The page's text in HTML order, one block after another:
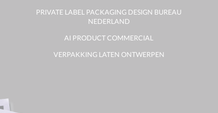
PRIVATE LABEL PACKAGING DESIGN BUREAU
NEDERLAND
AI PRODUCT COMMERCIAL
VERPAKKING LATEN ONTWERPEN